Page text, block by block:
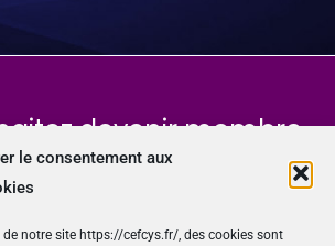
le consentement aux
notre site https://cefcys.fr/, des cookies sont
devenir membre
l’association des
de la cybersécurité ?